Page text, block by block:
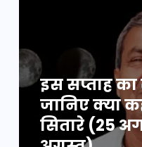
इस सप्ताह
जानिए क्या
सितारे (25